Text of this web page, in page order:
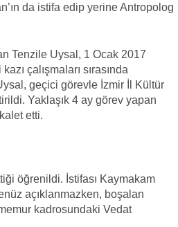
da istifa edip yerine Antropolog
Tenzile Uysal, 1 Ocak 2017
çalışmaları sırasında
geçici görevle İzmir İl Kültür
Yaklaşık 4 ay görev yapan
etti.
öğrenildi. İstifası Kaymakam
açıklanmazken, boşalan
kadrosundaki Vedat